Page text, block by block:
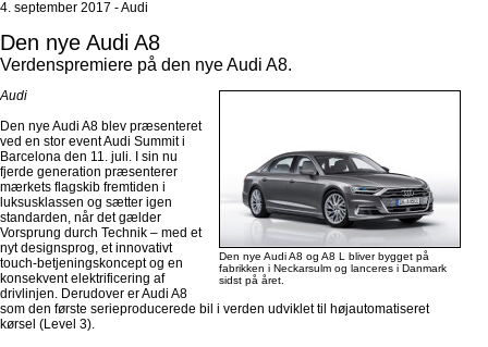
4. september 2017 - Audi
Den nye Audi A8
Verdenspremiere på den nye Audi A8.
Den nye Audi A8 og A8 L bliver bygget på
fabrikken i Neckarsulm og lanceres i Danmark
sidst på året.
Audi
Den nye Audi A8 blev præsenteret
ved en stor event Audi Summit i
Barcelona den 11. juli. I sin nu
fjerde generation præsenterer
mærkets flagskib fremtiden i
luksusklassen og sætter igen
standarden, når det gælder
Vorsprung durch Technik – med et
nyt designsprog, et innovativt
touch-betjeningskoncept og en
konsekvent elektrificering af
drivlinjen. Derudover er Audi A8
som den første serieproducerede bil i verden udviklet til højautomatiseret
kørsel (Level 3).